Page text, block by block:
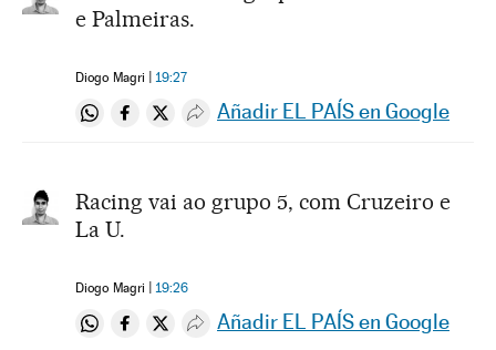
e Palmeiras.
Diogo Magri 19:27
Compartir en Whatsapp
Compartir en Facebook
Compartir en Twitter
Desplegar Redes Sociales
Añadir EL PAÍS en Google
Racing vai ao grupo 5, com Cruzeiro e
La U.
Diogo Magri 19:26
Compartir en Whatsapp
Compartir en Facebook
Compartir en Twitter
Desplegar Redes Sociales
Añadir EL PAÍS en Google